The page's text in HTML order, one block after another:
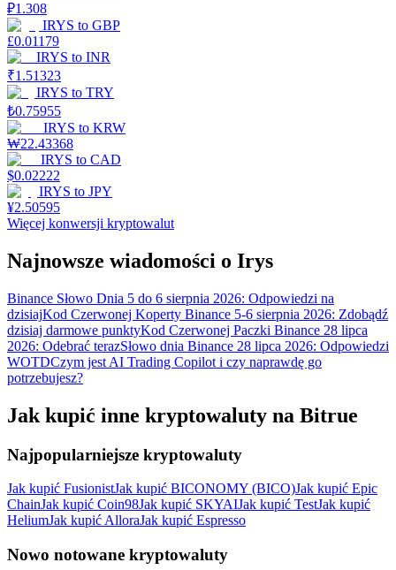
₽1.308
IRYS to GBP
£0.01179
IRYS to INR
₹1.51323
IRYS to TRY
₺0.75955
IRYS to KRW
₩22.43368
IRYS to CAD
$0.02222
IRYS to JPY
¥2.50595
Więcej konwersji kryptowalut
Najnowsze wiadomości o Irys
Binance Słowo Dnia 5 do 6 sierpnia 2026: Odpowiedzi na
dzisiajKod Czerwonej Koperty Binance 5-6 sierpnia 2026: Zdobądź
dzisiaj darmowe punktyKod Czerwonej Paczki Binance 28 lipca
2026: Odebrać terazSłowo dnia Binance 28 lipca 2026: Odpowiedzi
WOTDCzym jest AI Trading Copilot i czy naprawdę go
potrzebujesz?
Jak kupić inne kryptowaluty na Bitrue
Najpopularniejsze kryptowaluty
Jak kupić FusionistJak kupić BICONOMY (BICO)Jak kupić Epic
ChainJak kupić Coin98Jak kupić SKYAIJak kupić TestJak kupić
HeliumJak kupić AlloraJak kupić Espresso
Nowo notowane kryptowaluty